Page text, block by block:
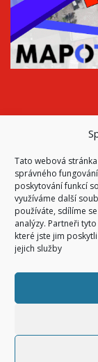
Tato webová
správného
poskytování funkcí
využíváme další
používáte, sdílíme
analýzy. Partneři
které jste jim
jejich služby
©